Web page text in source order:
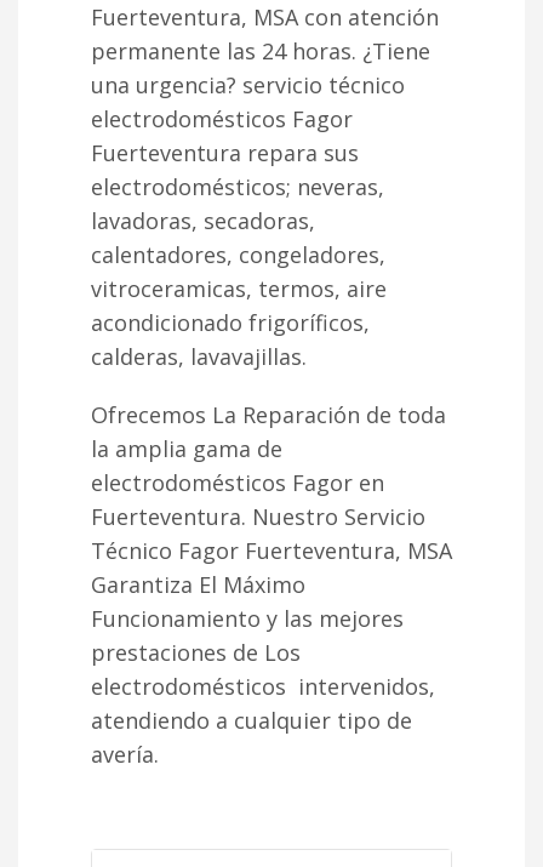
Fuerteventura, MSA con atención
permanente las 24 horas. ¿Tiene
una urgencia? servicio técnico
electrodomésticos Fagor
Fuerteventura repara sus
electrodomésticos; neveras,
lavadoras, secadoras,
calentadores, congeladores,
vitroceramicas, termos, aire
acondicionado frigoríficos,
calderas, lavavajillas.
Ofrecemos La Reparación de toda
la amplia gama de
electrodomésticos Fagor en
Fuerteventura. Nuestro Servicio
Técnico Fagor Fuerteventura, MSA
Garantiza El Máximo
Funcionamiento y las mejores
prestaciones de Los
electrodomésticos intervenidos,
atendiendo a cualquier tipo de
avería.